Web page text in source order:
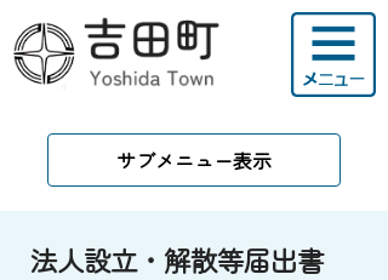
サブメニュー表示
法人設立・解散等届出書